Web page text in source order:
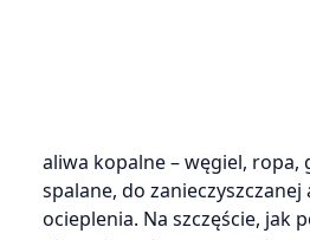
aliwa kopalne – węgiel, ropa,
spalane, do
ocieplenia. Na szczęście, jak